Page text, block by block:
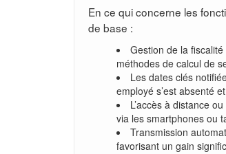
En ce qui concerne les
de base :
Gestion de la
méthodes de calcul de
Les dates clés
employé s’est absenté
L’accès à distance ou
via les smartphones ou
Transmission
favorisant un gain